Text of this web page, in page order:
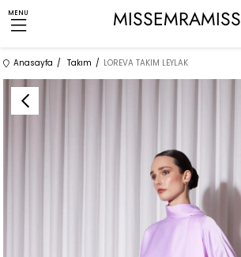
MENU MISSEMRAMISS
Anasayfa Takım LOREVA TAKIM LEYLAK